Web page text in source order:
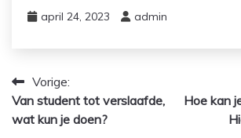
april 24, 2023 admin
Bericht
navigatie
Vorige:
Van student tot verslaafde,
wat kun je doen?
Hoe kan